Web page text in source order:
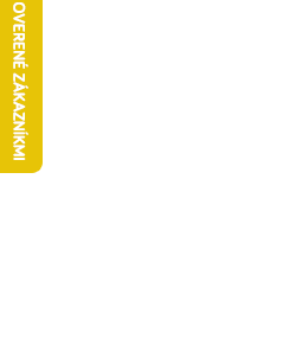
B
o
č
n
ý
p